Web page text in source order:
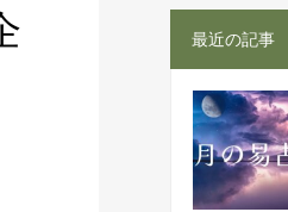
最近の記事